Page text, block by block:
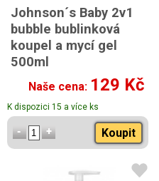
Johnson´s Baby 2v1
bubble bublinková
koupel a mycí gel
500ml
Naše cena: 129 Kč
K dispozici 15 a více ks
Koupit